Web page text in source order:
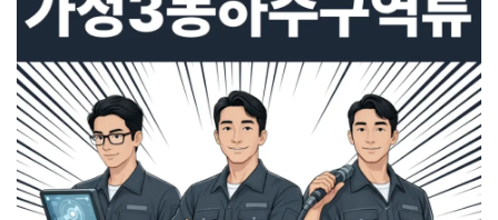
기